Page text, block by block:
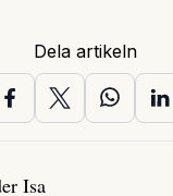
Dela artikeln
Isa